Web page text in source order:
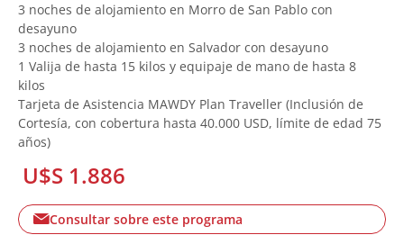
3 noches de alojamiento en Morro de San Pablo con
desayuno
3 noches de alojamiento en Salvador con desayuno
1 Valija de hasta 15 kilos y equipaje de mano de hasta 8
kilos
Tarjeta de Asistencia MAWDY Plan Traveller (Inclusión de
Cortesía, con cobertura hasta 40.000 USD, límite de edad 75
años)
U$S 1.886
Consultar sobre este programa